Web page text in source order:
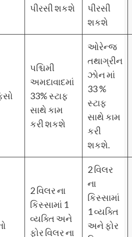
પીરસી શકશે
પીરસી
શકશે
પશ્ચિમી
અમદાવાદમાં
33% સ્ટાફ
સાથે કામ
કરી શકશે
ઓરેન્જ
તથાગ્રીન
ઝોન માં
33 %
સ્ટાફ
સાથે કામ
કરી
શકશે.
2 વિલર ના
કિસ્સામાં 1
વ્યક્તિ અને
ફોર વિલર ના
2 વિલર
ના
કિસ્સામાં
1 વ્યક્તિ
અને ફોર